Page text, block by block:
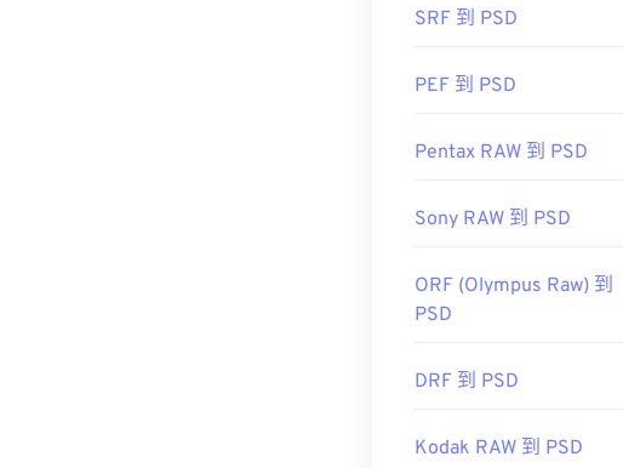
實用連結：
SRF 到 PSD
PEF 到 PSD
Pentax RAW 到 PSD
Sony RAW 到 PSD
ORF (Olympus Raw) 到
PSD
DRF 到 PSD
Kodak RAW 到 PSD